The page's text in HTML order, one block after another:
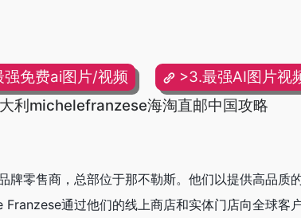
强免费ai图片/视频
>3.最强AI图片视
利michelefranzese海淘直邮中国攻略
零售商，总部位于那不勒斯。他们以提供高品质
通过他们的线上商店和实体门店向全球客